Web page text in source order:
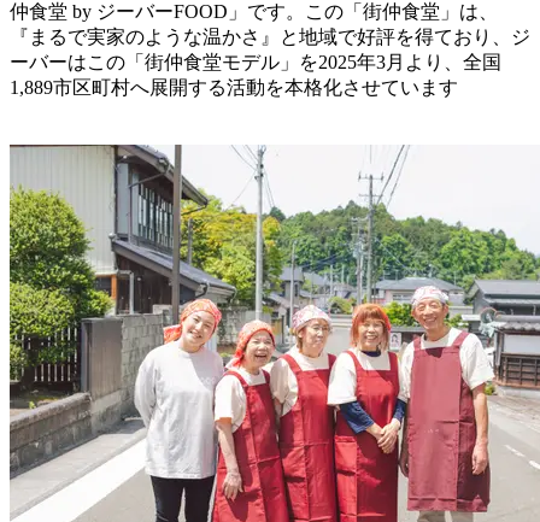
仲食堂 by ジーバーFOOD」です。この「街仲食堂」は、
『まるで実家のような温かさ』と地域で好評を得ており、ジ
ーバーはこの「街仲食堂モデル」を2025年3月より、全国
1,889市区町村へ展開する活動を本格化させています